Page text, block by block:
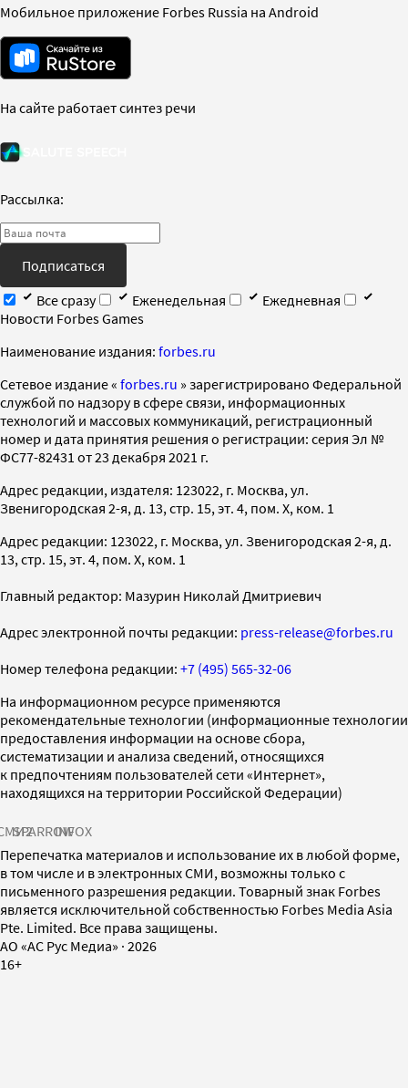
Мобильное приложение Forbes Russia на Android
На сайте работает синтез речи
Рассылка:
Подписаться
Все сразу
Еженедельная
Ежедневная
Новости Forbes Games
Наименование издания: forbes.ru
Cетевое издание « forbes.ru » зарегистрировано Федеральной
службой по надзору в сфере связи, информационных
технологий и массовых коммуникаций, регистрационный
номер и дата принятия решения о регистрации: серия Эл №
ФС77-82431 от 23 декабря 2021 г.
Адрес редакции, издателя: 123022, г. Москва, ул.
Звенигородская 2-я, д. 13, стр. 15, эт. 4, пом. X, ком. 1
Адрес редакции: 123022, г. Москва, ул. Звенигородская 2-я, д.
13, стр. 15, эт. 4, пом. X, ком. 1
Главный редактор: Мазурин Николай Дмитриевич
Адрес электронной почты редакции: press-release@forbes.ru
Номер телефона редакции: +7 (495) 565-32-06
На информационном ресурсе применяются
рекомендательные технологии (информационные технологии
предоставления информации на основе сбора,
систематизации и анализа сведений, относящихся
к предпочтениям пользователей сети «Интернет»,
находящихся на территории Российской Федерации)
SPARROWINFOX
Перепечатка материалов и использование их в любой форме,
в том числе и в электронных СМИ, возможны только с
письменного разрешения редакции. Товарный знак Forbes
является исключительной собственностью Forbes Media Asia
Pte. Limited. Все права защищены.
AO «АС Рус Медиа» · 2026
16+